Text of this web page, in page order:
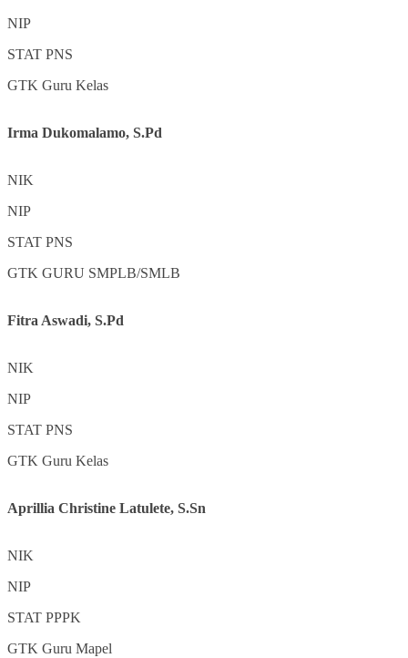
NIP
STAT PNS
GTK Guru Kelas
Irma Dukomalamo, S.Pd
NIK
NIP
STAT PNS
GTK GURU SMPLB/SMLB
Fitra Aswadi, S.Pd
NIK
NIP
STAT PNS
GTK Guru Kelas
Aprillia Christine Latulete, S.Sn
NIK
NIP
STAT PPPK
GTK Guru Mapel